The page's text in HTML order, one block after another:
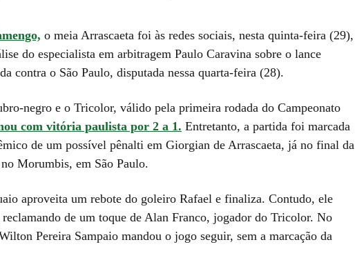
o meia Arrascaeta foi às redes sociais, nesta quinta-feira (29),
do especialista em arbitragem Paulo Caravina sobre o lance
contra o São Paulo, disputada nessa quarta-feira (28).
negro e o Tricolor, válido pela primeira rodada do Campeonato
com vitória paulista por 2 a 1. Entretanto, a partida foi marcada
de um possível pênalti em Giorgian de Arrascaeta, já no final da
Morumbis, em São Paulo.
aproveita um rebote do goleiro Rafael e finaliza. Contudo, ele
de um toque de Alan Franco, jogador do Tricolor. No
Pereira Sampaio mandou o jogo seguir, sem a marcação da